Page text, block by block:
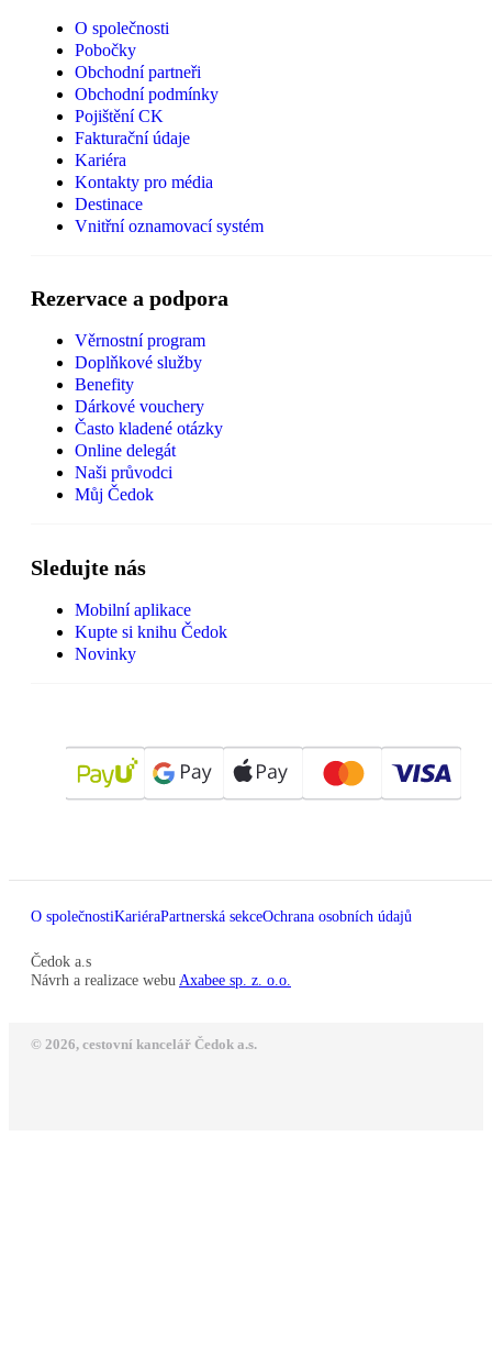
O společnosti
Pobočky
Obchodní partneři
Obchodní podmínky
Pojištění CK
Fakturační údaje
Kariéra
Kontakty pro média
Destinace
Vnitřní oznamovací systém
Rezervace a podpora
Věrnostní program
Doplňkové služby
Benefity
Dárkové vouchery
Často kladené otázky
Online delegát
Naši průvodci
Můj Čedok
Sledujte nás
Mobilní aplikace
Kupte si knihu Čedok
Novinky
O společnostiKariéraPartnerská sekceOchrana osobních údajů
Čedok a.s
Návrh a realizace webu Axabee sp. z. o.o.
© 2026, cestovní kancelář Čedok a.s.